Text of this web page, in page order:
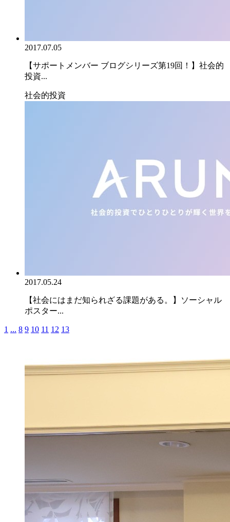
2017.07.05
【サポートメンバー ブログシリーズ第19回！】社会的
投資...
社会的投資
2017.05.24
【社会にはまだ知られざる課題がある。】ソーシャル
ポスター...
1 ... 8 9 10 11 12 13